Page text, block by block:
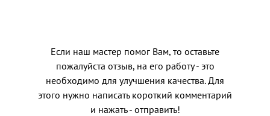
Если наш мастер помог Вам, то оставьте
пожалуйста отзыв, на его работу - это
необходимо для улучшения качества. Для
этого нужно написать короткий комментарий
и нажать - отправить!